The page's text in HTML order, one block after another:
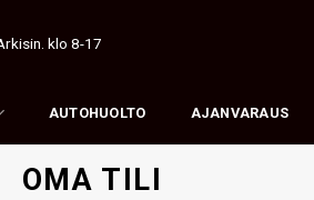
klo 8-17
AUTOHUOLTO AJANVARAUS
OMA TILI